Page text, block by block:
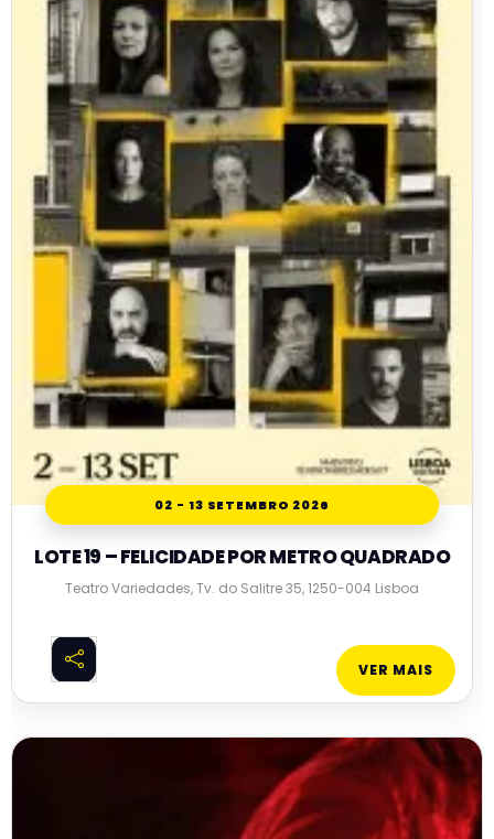
02 - 13 SETEMBRO 2026
LOTE 19 – FELICIDADE POR METRO QUADRADO
Teatro Variedades, Tv. do Salitre 35, 1250-004 Lisboa
VER MAIS